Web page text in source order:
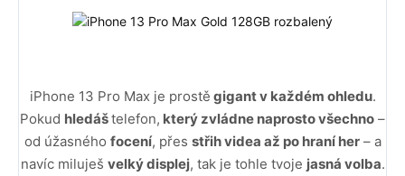
iPhone 13 Pro Max je prostě gigant v každém ohledu.
Pokud hledáštelefon, který zvládne naprosto všechno –
od úžasného focení, přes střih videa až po hraní her– a
navíc miluješ velký displej, tak je tohle tvoje jasná volba.